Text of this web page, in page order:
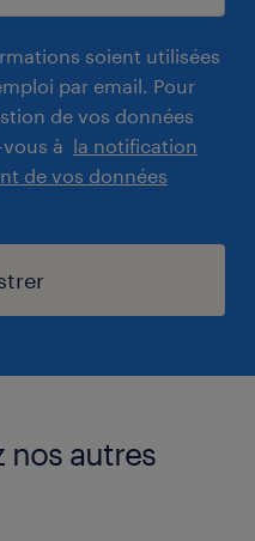
soient utilisées
par email. Pour
de vos données
à la notification
de vos données
nos autres